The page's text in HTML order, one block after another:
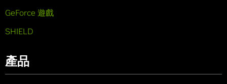
GeForce 遊戲
SHIELD
產品